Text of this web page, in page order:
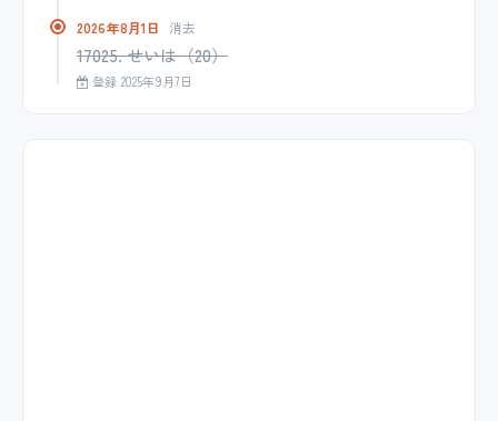
2026年8月1日 消去
17025. せいは（20）
登録 2025年9月7日